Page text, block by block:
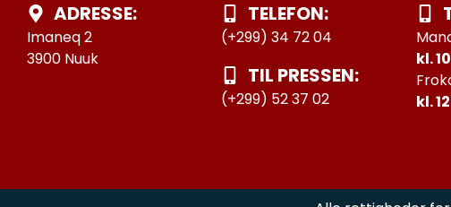
ADRESSE:
Imaneq 2
3900 Nuuk
TELEFON:
(+299) 34 72 04
TIL PRESSEN:
(+299) 52 37 02
kl.
kl.